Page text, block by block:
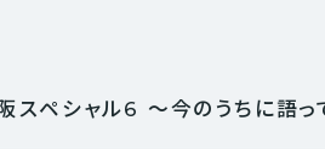
スペシャル6 〜今のうちに語